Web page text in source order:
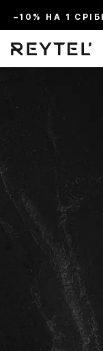
–10% НА 1